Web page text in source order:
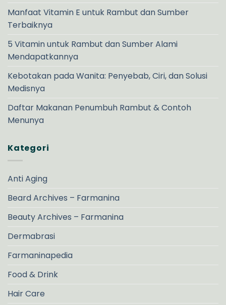
Manfaat Vitamin E untuk Rambut dan Sumber
Terbaiknya
5 Vitamin untuk Rambut dan Sumber Alami
Mendapatkannya
Kebotakan pada Wanita: Penyebab, Ciri, dan Solusi
Medisnya
Daftar Makanan Penumbuh Rambut & Contoh
Menunya
Kategori
Anti Aging
Beard Archives – Farmanina
Beauty Archives – Farmanina
Dermabrasi
Farmaninapedia
Food & Drink
Hair Care